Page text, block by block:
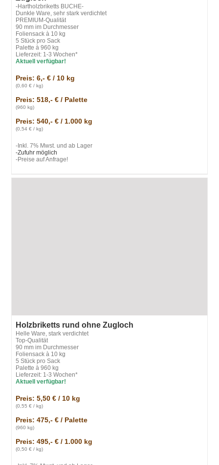
-Hartholzbriketts BUCHE-
Dunkle Ware, sehr stark verdichtet
PREMIUM-Qualität
90 mm im Durchmesser
Foliensack à 10 kg
5 Stück pro Sack
Palette à 960 kg
Lieferzeit: 1-3 Wochen*
Aktuell verfügbar!
Preis: 6,- € / 10 kg
(0,60 € / kg)
Preis: 518,- € / Palette
(960 kg)
Preis: 540,- € / 1.000 kg
(0,54 € / kg)
-Inkl. 7% Mwst. und ab Lager
-Zufuhr möglich
-Preise auf Anfrage!
Holzbriketts rund ohne Zugloch
Helle Ware, stark verdichtet
Top-Qualität
90 mm im Durchmesser
Foliensack à 10 kg
5 Stück pro Sack
Palette à 960 kg
Lieferzeit: 1-3 Wochen*
Aktuell verfügbar!
Preis: 5,50 € / 10 kg
(0,55 € / kg)
Preis: 475,- € / Palette
(960 kg)
Preis: 495,- € / 1.000 kg
(0,50 € / kg)